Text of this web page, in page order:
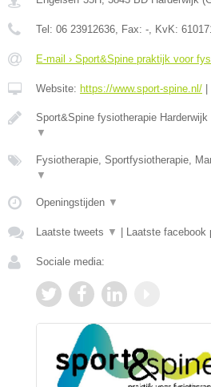
Tel: 06 23912636 , Fax: - , KvK:
E-mail › Sport&Spine praktijk voor
Website: https://www.sport-spine.nl/ |
Sport&Spine fysiotherapie
▼
Fysiotherapie, Sportfysiotherapie,
▼
Openingstijden ▼
Laatste tweets ▼ | Laatste facebook
Sociale media: